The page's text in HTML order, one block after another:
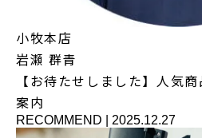
小牧本店
岩瀬 群青
【お待たせしました】人気
案内
RECOMMEND 2025.12.27